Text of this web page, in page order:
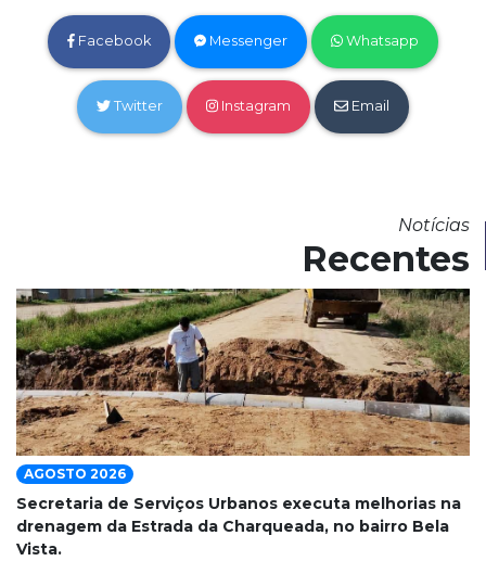
Facebook Messenger Whatsapp
Twitter Instagram Email
Notícias
Recentes
AGOSTO 2026
Secretaria de Serviços Urbanos executa melhorias na
drenagem da Estrada da Charqueada, no bairro Bela
Vista.